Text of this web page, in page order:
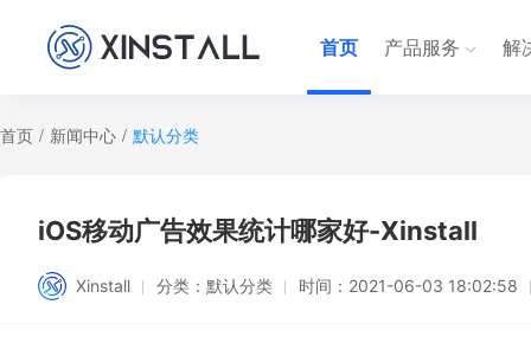
首页 产品服务 解
首页 / 新闻中心 / 默认分类
iOS移动广告效果统计哪家好-Xinstall
Xinstall 分类： 默认分类 时间： 2021-06-03 18:02:58